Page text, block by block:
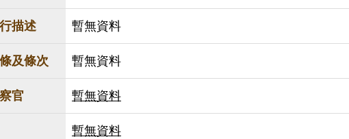
描述 暫無資料
及條次 暫無資料
官 暫無資料
暫無資料